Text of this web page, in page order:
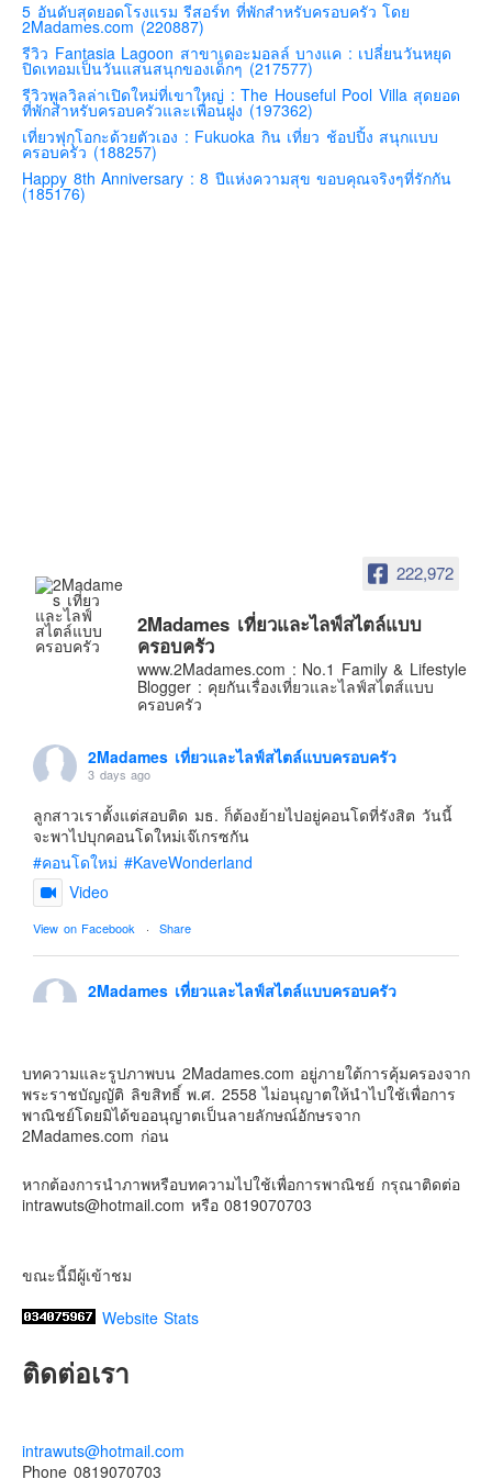
คันโต-โตเกียวและรอบๆ
คันไซ-โอซาก้า เกียวโต
คิวชู – ฟุกุโอกะ ซางะ เปปปุ ยุฟุอิน นางาซากิ
ฟูจิ
ฮอกไกโด
เอเชีย
ฮ่องกง
ไต้หวัน
ฟิลิปปินส์
อเมริกา
ร้านอร่อย
บทความครอบครัว
Beauty Review
รีวิวสายการบิน
About Us
5 อันดับสุดยอดโรงแรม รีสอร์ท ที่พักสำหรับครอบครัว โดย
2Madames.com (220887)
รีวิว Fantasia Lagoon สาขาเดอะมอลล์ บางแค : เปลี่ยนวันหยุด
ปิดเทอมเป็นวันแสนสนุกของเด็กๆ (217577)
รีวิวพูลวิลล่าเปิดใหม่ที่เขาใหญ่ : The Houseful Pool Villa สุดยอด
ที่พักสำหรับครอบครัวและเพื่อนฝูง (197362)
เที่ยวฟุกุโอกะด้วยตัวเอง : Fukuoka กิน เที่ยว ช้อปปิ้ง สนุกแบบ
ครอบครัว (188257)
Happy 8th Anniversary : 8 ปีแห่งความสุข ขอบคุณจริงๆที่รักกัน
(185176)
222,972
2Madames เที่ยวและไลฟ์สไตล์แบบ
ครอบครัว
www.2Madames.com : No.1 Family & Lifestyle
Blogger : คุยกันเรื่องเที่ยวและไลฟ์สไตส์แบบ
ครอบครัว
2Madames เที่ยวและไลฟ์สไตล์แบบครอบครัว
3 days ago
ลูกสาวเราตั้งแต่สอบติด มธ. ก็ต้องย้ายไปอยู่คอนโดที่รังสิต วันนี้
จะพาไปบุกคอนโดใหม่เจ๊เกรซกัน
#คอนโดใหม่ #KaveWonderland
Video
View on Facebook · Share
2Madames เที่ยวและไลฟ์สไตล์แบบครอบครัว
ปล. ขอบคุณเสื้อทีมน่ารักๆจากBabyLovett เสื้อผ้าเด็ก
#รักใครให้พาไปดิสนีย์แลนด์ #hongkongdisneyland
#discoverhongkong #hongkongsummerfu
Photo
View on Facebook
บทความและรูปภาพบน 2Madames.com อยู่ภายใต้การคุ้มครองจาก
พระราชบัญญัติ ลิขสิทธิ์ พ.ศ. 2558 ไม่อนุญาตให้นำไปใช้เพื่อการ
พาณิชย์โดยมิได้ขออนุญาตเป็นลายลักษณ์อักษรจาก
2Madames.com ก่อน
หากต้องการนำภาพหรือบทความไปใช้เพื่อการพาณิชย์ กรุณาติดต่อ
intrawuts@hotmail.com หรือ 0819070703
ขณะนี้มีผู้เข้าชม
Website Stats
ติดต่อเรา
intrawuts@hotmail.com
Phone 0819070703